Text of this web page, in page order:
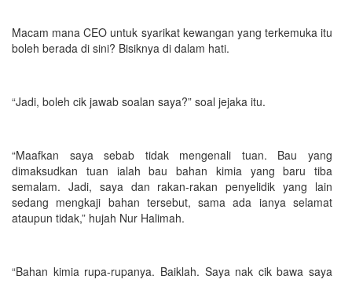
Macam mana CEO untuk syarikat kewangan yang terkemuka itu
boleh berada di sini? Bisiknya di dalam hati.
“Jadi, boleh cik jawab soalan saya?” soal jejaka itu.
“Maafkan saya sebab tidak mengenali tuan. Bau yang
dimaksudkan tuan ialah bau bahan kimia yang baru tiba
semalam. Jadi, saya dan rakan-rakan penyelidik yang lain
sedang mengkaji bahan tersebut, sama ada ianya selamat
ataupun tidak,” hujah Nur Halimah.
“Bahan kimia rupa-rupanya. Baiklah. Saya nak cik bawa saya